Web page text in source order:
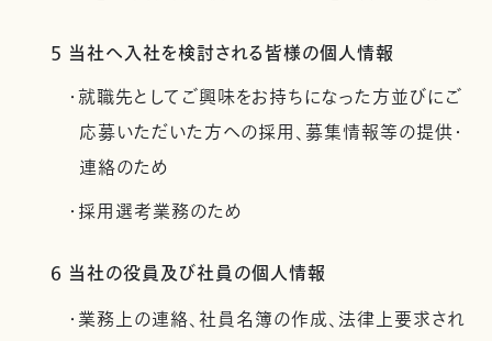
5 当社へ入社を検討される皆様の個人情報
・就職先としてご興味をお持ちになった方並びにご
応募いただいた方への採用、募集情報等の提供・
連絡のため
・採用選考業務のため
6 当社の役員及び社員の個人情報
・業務上の連絡、社員名簿の作成、法律上要求され